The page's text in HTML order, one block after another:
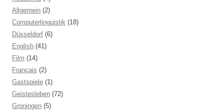
Allgemein (2)
Computerlinguistik (18)
Düsseldorf (6)
English (41)
Film (14)
Français (2)
Gastspiele (1)
Geistesleben (72)
Groningen (5)